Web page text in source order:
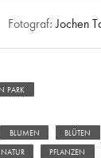
Fotograf: Jochen
PARK
BLUMEN BLÜTEN
NATUR PFLANZEN